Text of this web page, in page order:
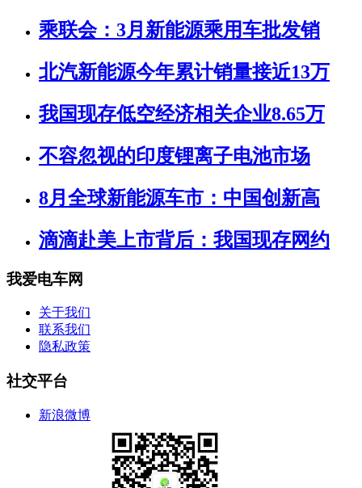
乘联会：3月新能源乘用车批发销
北汽新能源今年累计销量接近13万
我国现存低空经济相关企业8.65万
不容忽视的印度锂离子电池市场
8月全球新能源车市：中国创新高
滴滴赴美上市背后：我国现存网约
我爱电车网
关于我们
联系我们
隐私政策
社交平台
新浪微博